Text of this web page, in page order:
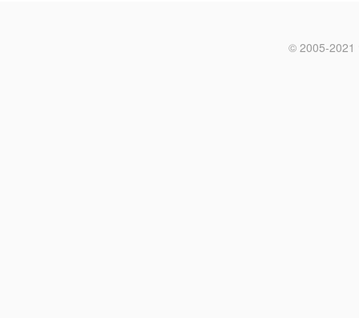
© 2005-2021